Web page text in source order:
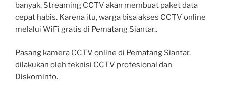
banyak. Streaming CCTV akan membuat paket data
cepat habis. Karena itu, warga bisa akses CCTV online
melalui WiFi gratis di Pematang Siantar..
Pasang kamera CCTV online di Pematang Siantar.
dilakukan oleh teknisi CCTV profesional dan
Diskominfo.